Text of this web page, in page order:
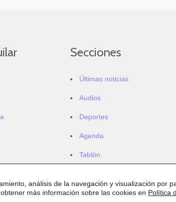
Secciones
Últimas noticias
Audios
Deportes
Agenda
Tablón
análisis de la navegación y visualización por
más información sobre las cookies en Política